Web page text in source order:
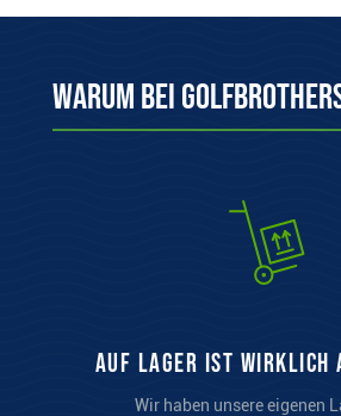
Warum bei
auf Lager ist wirklich
Wir haben unsere eigenen